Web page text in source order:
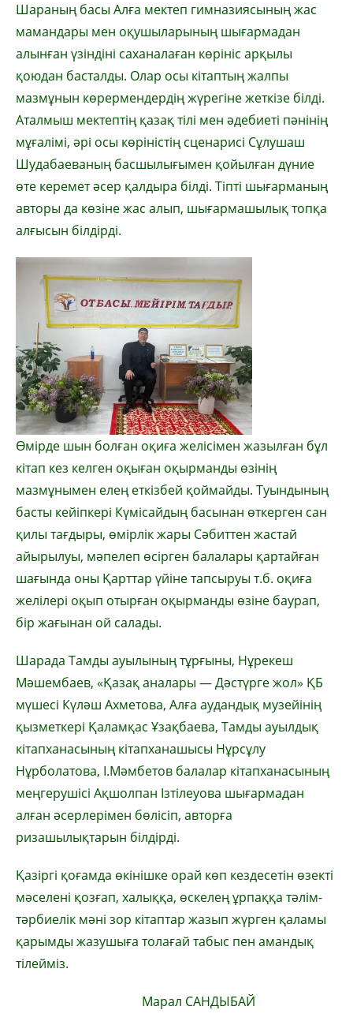
Шараның басы Алға мектеп гимназиясының жас
мамандары мен оқушыларының шығармадан
алынған үзіндіні саханалаған көрініс арқылы
қоюдан басталды. Олар осы кітаптың жалпы
мазмұнын көрермендердің жүрегіне жеткізе білді.
Аталмыш мектептің қазақ тілі мен әдебиеті пәнінің
мұғалімі, әрі осы көріністің сценарисі Сұлушаш
Шудабаеваның басшылығымен қойылған дүние
өте керемет әсер қалдыра білді. Тіпті шығарманың
авторы да көзіне жас алып, шығармашылық топқа
алғысын білдірді.
Өмірде шын болған оқиға желісімен жазылған бұл
кітап кез келген оқыған оқырманды өзінің
мазмұнымен елең еткізбей қоймайды. Туындының
басты кейіпкері Күмісайдың басынан өткерген сан
қилы тағдыры, өмірлік жары Сәбиттен жастай
айырылуы, мәпелеп өсірген балалары қартайған
шағында оны Қарттар үйіне тапсыруы т.б. оқиға
желілері оқып отырған оқырманды өзіне баурап,
бір жағынан ой салады.
Шарада Тамды ауылының тұрғыны, Нұрекеш
Мәшембаев, «Қазақ аналары — Дәстүрге жол» ҚБ
мүшесі Күләш Ахметова, Алға аудандық музейінің
қызметкері Қаламқас Ұзақбаева, Тамды ауылдық
кітапханасының кітапханашысы Нұрсұлу
Нұрболатова, І.Мәмбетов балалар кітапханасының
меңгерушісі Ақшолпан Ізтілеуова шығармадан
алған әсерлерімен бөлісіп, авторға
ризашылықтарын білдірді.
Қазіргі қоғамда өкінішке орай көп кездесетін өзекті
мәселені қозғап, халыққа, өскелең ұрпаққа тәлім-
тәрбиелік мәні зор кітаптар жазып жүрген қаламы
қарымды жазушыға толағай табыс пен амандық
тілейміз.
Марал САНДЫБАЙ